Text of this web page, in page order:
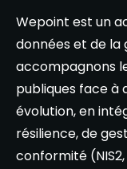
Wepoint est un
données et de la
accompagnons
publiques face à
évolution, en
résilience, de
conformité (NIS2,